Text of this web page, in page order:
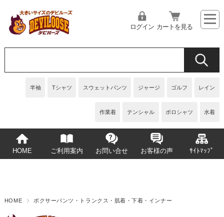
半袖 Tシャツ スウェットパンツ ジャージ ゴルフ レイン
作業着 テンシャル ポロシャツ 水着
ログイン カートを見る
HOME ご利用案内 お問い合せ お客様の声 ｻｲﾄﾏｯﾌﾟ
HOME ボクサーパンツ・トランクス・肌着・下着・インナー